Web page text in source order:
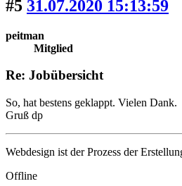
#5 31.07.2020 15:13:59
peitman
Mitglied
Re: Jobübersicht
So, hat bestens geklappt. Vielen Dank.
Gruß dp
Webdesign ist der Prozess der
Offline